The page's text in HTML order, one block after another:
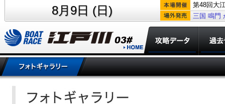
8月9日 (日)
第48回大
三国 鳴門